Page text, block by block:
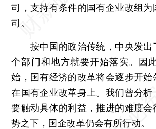
司，支持有条件的国有企业改组为
司。
按中国的政治传统，中央发出
个部门和地方就要开始落实。因
始，国有经济的改革将会逐步开始
在国有企业改革身上。我们曾分析
要触动具体的利益，推进的难度会
势之下，国企改革仍会有所行动。